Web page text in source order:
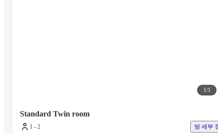
1/1
Standard Twin room
1 - 2 방 세부